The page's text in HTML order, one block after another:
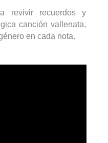
revivir recuerdos y
canción vallenata,
en cada nota.